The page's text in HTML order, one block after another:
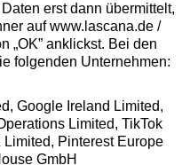
erst dann übermittelt,
auf www.lascana.de /
„OK” anklickst. Bei den
folgenden Unternehmen:
Google Ireland Limited,
Limited, TikTok
Limited, Pinterest Europe
GmbH